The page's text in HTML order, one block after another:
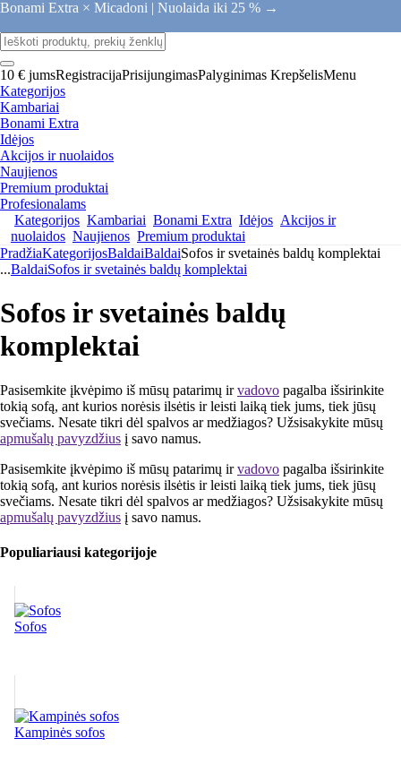
Bonami Extra × Micadoni | Nuolaida iki 25 % →
10 € jumsRegistracijaPrisijungimasPalyginimas KrepšelisMenu
Kategorijos
Kambariai
Bonami Extra
Idėjos
Akcijos ir nuolaidos
Naujienos
Premium produktai
Profesionalams
Kategorijos Kambariai Bonami Extra Idėjos Akcijos ir
nuolaidos Naujienos Premium produktai
PradžiaKategorijosBaldaiBaldaiSofos ir svetainės baldų komplektai
...BaldaiSofos ir svetainės baldų komplektai
Sofos ir svetainės baldų
komplektai
Pasisemkite įkvėpimo iš mūsų patarimų irvadovo pagalba išsirinkite
tokią sofą, ant kurios norėsis ilsėtis ir leisti laiką tiek jums, tiek jūsų
svečiams. Nesate tikri dėl spalvos ar medžiagos? Užsisakykite mūsų
apmušalų pavyzdžius į savo namus.
Pasisemkite įkvėpimo iš mūsų patarimų irvadovo pagalba išsirinkite
tokią sofą, ant kurios norėsis ilsėtis ir leisti laiką tiek jums, tiek jūsų
svečiams. Nesate tikri dėl spalvos ar medžiagos? Užsisakykite mūsų
apmušalų pavyzdžius į savo namus.
Populiariausi kategorijoje
Sofos
Kampinės sofos